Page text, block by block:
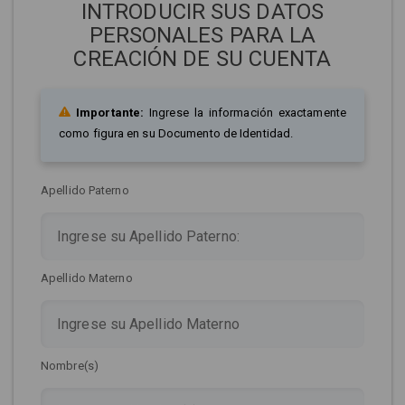
INTRODUCIR SUS DATOS
PERSONALES PARA LA
CREACIÓN DE SU CUENTA
Importante: Ingrese la información exactamente
como figura en su Documento de Identidad.
Apellido Paterno
Apellido Materno
Nombre(s)